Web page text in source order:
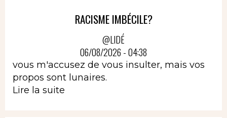
RACISME IMBÉCILE?
@LIDÉ
06/08/2026 - 04:38
vous m'accusez de vous insulter, mais vos
propos sont lunaires.
Lire la suite